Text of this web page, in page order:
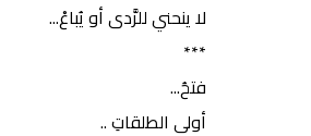
لا ينحني للرَّدى أو يُباعْ...
***
فتحُ...
أولى الطلقاتِ ..